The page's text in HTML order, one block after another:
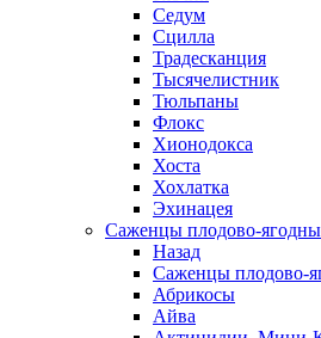
Седум
Сцилла
Традесканция
Тысячелистник
Тюльпаны
Флокс
Хионодокса
Хоста
Хохлатка
Эхинацея
Саженцы плодово-
Назад
Саженцы плодово-
Абрикосы
Айва